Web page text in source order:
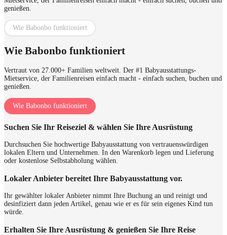
genießen.
Wie Babonbo funktioniert
Wie Babonbo funktioniert
Vertraut von 27.000+ Familien weltweit. Der #1 Babyausstattungs-
Mietservice, der Familienreisen einfach macht - einfach suchen, buchen und
genießen.
Wie Babonbo funktioniert
Suchen Sie Ihr Reiseziel & wählen Sie Ihre Ausrüstung
Durchsuchen Sie hochwertige Babyausstattung von vertrauenswürdigen
lokalen Eltern und Unternehmen. In den Warenkorb legen und Lieferung
oder kostenlose Selbstabholung wählen.
Lokaler Anbieter bereitet Ihre Babyausstattung vor.
Ihr gewählter lokaler Anbieter nimmt Ihre Buchung an und reinigt und
desinfiziert dann jeden Artikel, genau wie er es für sein eigenes Kind tun
würde.
Erhalten Sie Ihre Ausrüstung & genießen Sie Ihre Reise